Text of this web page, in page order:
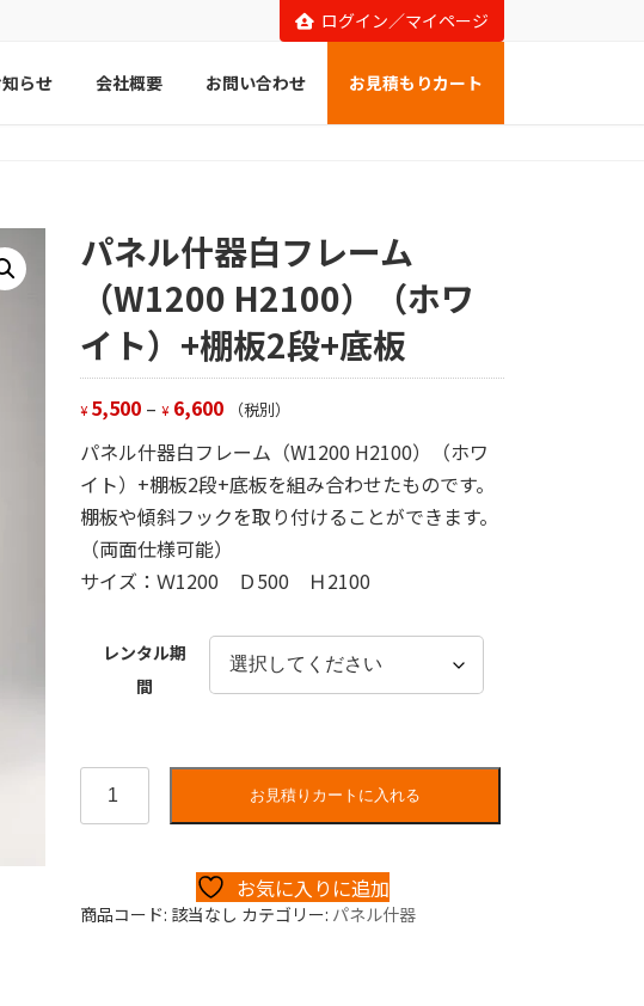
ログイン／マイページ
らせ 会社概要 お問い合わせ お見積もりカート
パネル什器白フレーム
（W1200 H2100）（ホワ
イト）+棚板2段+底板
¥ 5,500 –¥ 6,600 （税別）
パネル什器白フレーム（W1200 H2100）（ホワ
イト）+棚板2段+底板を組み合わせたものです。
棚板や傾斜フックを取り付けることができます。
（両面仕様可能）
サイズ：Ｗ1200 Ｄ500 Ｈ2100
レンタル期
間
お見積りカートに入れる
お気に入りに追加
商品コード: 該当なし カテゴリー: パネル什器